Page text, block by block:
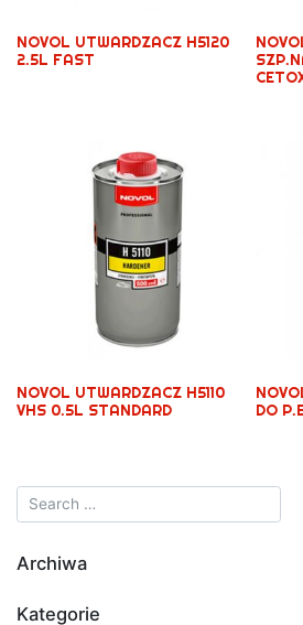
NOVOL UTWARDZACZ H5120
2.5L FAST
NOVOL UTWARDZACZ H5110
VHS 0.5L STANDARD
DO
Archiwa
Kategorie